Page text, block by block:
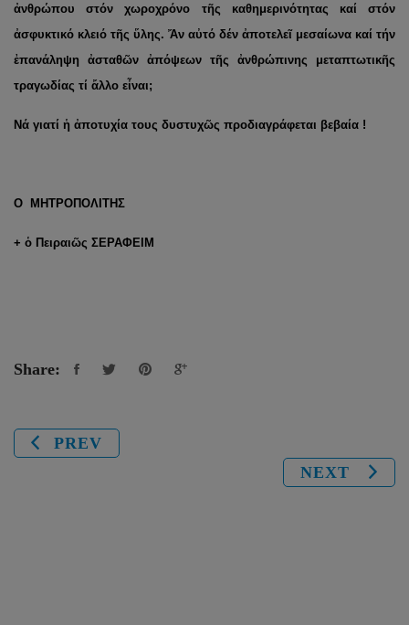
ἀνθρώπου στόν χωροχρόνο τῆς καθημερινότητας καί στόν
ἀσφυκτικό κλειό τῆς ὕλης. Ἄν αὐτό δέν ἀποτελεῖ μεσαίωνα καί τήν
ἐπανάληψη ἀσταθῶν ἀπόψεων τῆς ἀνθρώπινης μεταπτωτικῆς
τραγωδίας τί ἄλλο εἶναι;
Νά γιατί ἡ ἀποτυχία τους δυστυχῶς προδιαγράφεται βεβαία !
Ο ΜΗΤΡΟΠΟΛΙΤΗΣ
+ ὁ Πειραιῶς ΣΕΡΑΦΕΙΜ
Share:
PREV
NEXT